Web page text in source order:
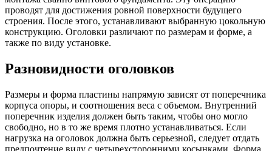
проводят для достижения ровной поверхности будущего
строения. После этого, устанавливают выбранную цокольную
конструкцию. Оголовки различают по размерам и форме, а
также по виду установке.
Разновидности оголовков
Размеры и форма пластины напрямую зависят от поперечника
корпуса опоры, и соотношения веса с объемом. Внутренний
поперечник изделия должен быть таким, чтобы оно могло
свободно, но в то же время плотно устанавливаться. Если
нагрузка на оголовок должна быть серьезной, следует отдать
предпочтение виду с четырехсторонними косынками. Форма